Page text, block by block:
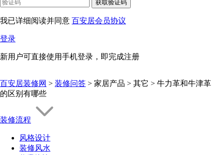
获取验证码
我已详细阅读并同意 百安居会员协议
登录
新用户可直接使用手机登录，即完成注册
百安居装修网 > 装修问答 > 家居产品 > 其它 > 牛力革和牛津革
的区别有哪些
装修流程
风格设计
装修风水